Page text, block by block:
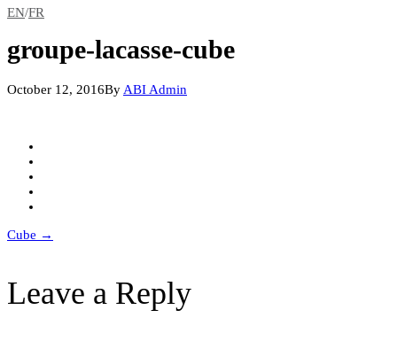
EN/FR
groupe-lacasse-cube
October 12, 2016By ABI Admin
Post
Cube →
Leave a Reply